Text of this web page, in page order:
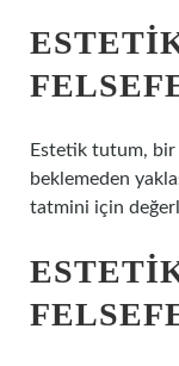
Estetik tutum, bir
beklemeden
tatmini için